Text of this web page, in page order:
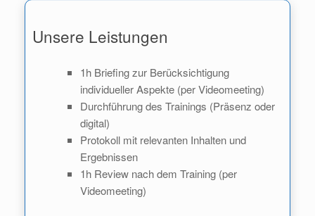
Unsere Leistungen
1h Briefing zur Berücksichtigung
individueller Aspekte (per Videomeeting)
Durchführung des Trainings (Präsenz oder
digital)
Protokoll mit relevanten Inhalten und
Ergebnissen
1h Review nach dem Training (per
Videomeeting)